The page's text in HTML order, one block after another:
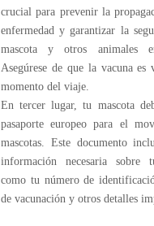
crucial para prevenir la
enfermedad y garantizar la
mascota y otros animales
Asegúrese de que la vacuna es
momento del viaje.
En tercer lugar, tu mascota
pasaporte europeo para el
mascotas. Este documento
información necesaria sobre
como tu número de
de vacunación y otros detalles